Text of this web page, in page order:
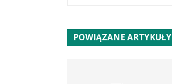
POWIĄZANE ARTYKUŁY